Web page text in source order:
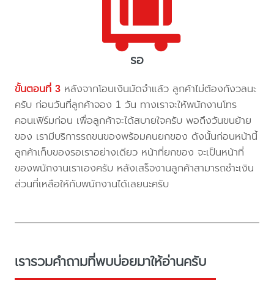
รอ
ขั้นตอนที่ 3 หลังจากโอนเงินมัดจำแล้ว ลูกค้าไม่ต้องกังวลนะ
ครับ ก่อนวันที่ลูกค้าจอง 1 วัน ทางเราจะให้พนักงานโทร
คอนเฟิร์มก่อน เพื่อลูกค้าจะได้สบายใจครับ พอถึงวันขนย้าย
ของ เรามีบริการรถขนของพร้อมคนยกของ ดังนั้นก่อนหน้านี้
ลูกค้าเก็บของรอเราอย่างเดียว หน้าที่ยกของ จะเป็นหน้าที่
ของพนักงานเราเองครับ หลังเสร็จงานลูกค้าสามารถชำะเงิน
ส่วนที่เหลือให้กับพนักงานได้เลยนะครับ
เรารวมคำถามที่พบบ่อยมาให้อ่านครับ